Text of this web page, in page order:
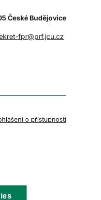
České Budějovice
fpr@prf.jcu.cz
o přístupnosti